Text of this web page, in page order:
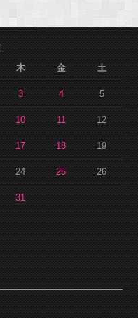
木 金 土
3 4 5
10 11 12
17 18 19
24 25 26
31